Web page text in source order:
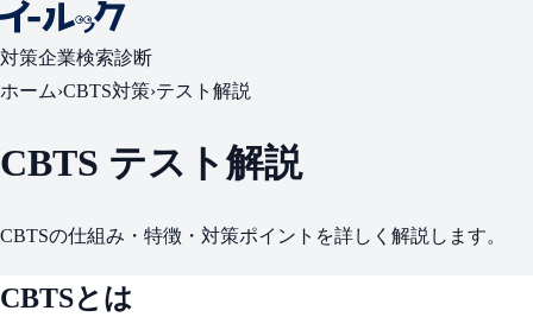
対策企業検索診断
ホーム›CBTS対策›テスト解説
CBTS テスト解説
CBTSの仕組み・特徴・対策ポイントを詳しく解説します。
CBTSとは